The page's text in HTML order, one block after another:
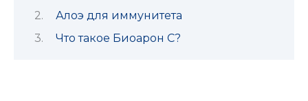
Алоэ для иммунитета
Что такое Биоарон С?